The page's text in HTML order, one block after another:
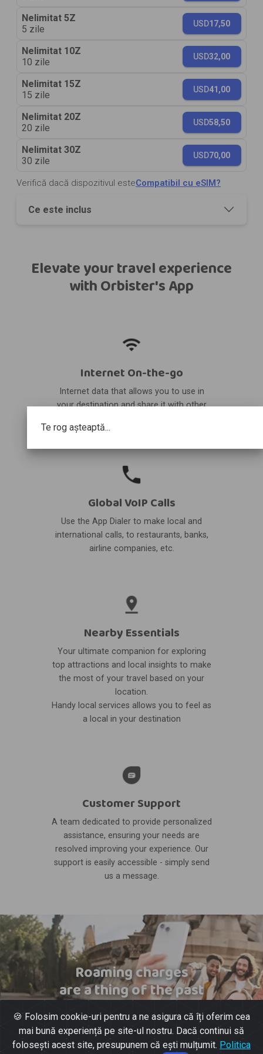
Te rog așteaptă...
Nelimitat 5Z
5 zile
USD17,50
Nelimitat 10Z
10 zile
USD32,00
Nelimitat 15Z
15 zile
USD41,00
Nelimitat 20Z
20 zile
USD58,50
Nelimitat 30Z
30 zile
USD70,00
Verifică dacă dispozitivul esteCompatibil cu eSIM?
Ce este inclus
Elevate your travel experience
with Orbister's App
Internet On-the-go
Internet data that allows you to use in
your destination and share it with other
Global VoIP Calls
Use the App Dialer to make local and
international calls, to restaurants, banks,
airline companies, etc.
Nearby Essentials
Your ultimate companion for exploring
top attractions and local insights to make
the most of your travel based on your
location.
Handy local services allows you to feel as
a local in your destination
Customer Support
A team dedicated to provide personalized
assistance, ensuring your needs are
resolved improving your experience. Our
support is easily accessible - simply send
us a message.
Roaming charges
are a thing of the past
🍪 Folosim cookie-uri pentru a ne asigura că îți oferim cea
mai bună experiență pe site-ul nostru. Dacă continui să
folosești acest site, presupunem că ești mulțumit. Politica